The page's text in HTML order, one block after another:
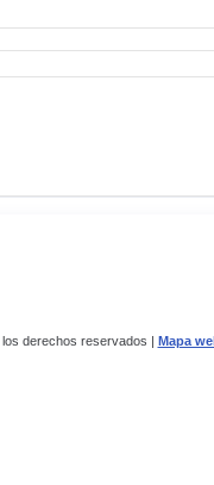
derechos reservados | Mapa